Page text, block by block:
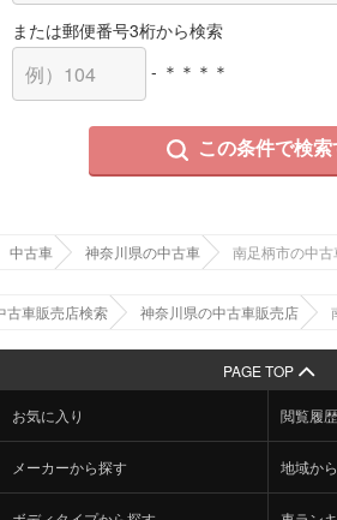
または郵便番号3桁から検索
- ＊＊＊＊
この条件で検索
中古車 神奈川県の中古車 南足柄市の中
古車販売店検索 神奈川県の中古車販売店
PAGE TOP
お気に入り 閲覧履歴
メーカーから探す 地域か